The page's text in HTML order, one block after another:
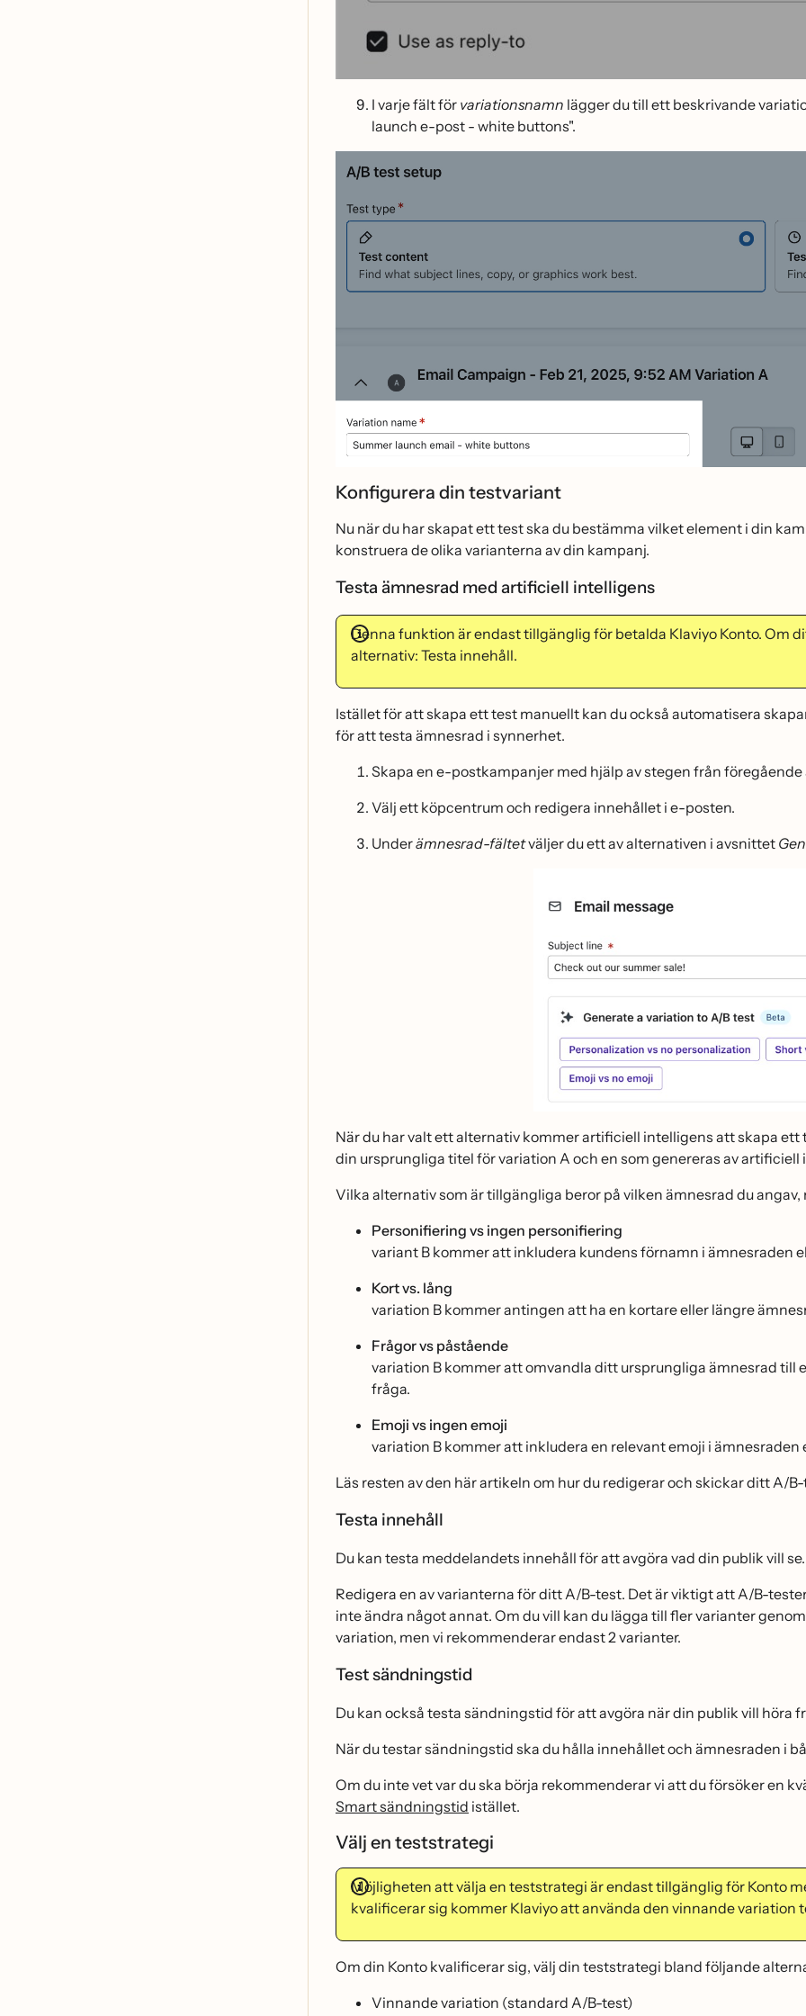
I varje fält för variationsnamn lägger du till ett beskrivande
launch e-post - white buttons".
Konfigurera din testvariant
Nu när du har skapat ett test ska du bestämma vilket element i din
konstruera de olika varianterna av din kampanj.
Testa ämnesrad med artificiell intelligens
Denna funktion är endast tillgänglig för betalda Klaviyo Konto. Om
alternativ: Testa innehåll.
Istället för att skapa ett test manuellt kan du också automatisera
för att testa ämnesrad i synnerhet.
Skapa en e-postkampanjer med hjälp av stegen från
Välj ett köpcentrum och redigera innehållet i e-posten.
Underämnesrad-fältetväljer du ett av alternativen i avsnittet
När du har valt ett alternativ kommer artificiell intelligens att skapa
din ursprungliga titel för variation A och en som genereras av
Vilka alternativ som är tillgängliga beror på vilken ämnesrad du angav,
Personifiering vs ingen personifiering
variant B kommer att inkludera kundens förnamn i ämnesraden
Kort vs. lång
variation B kommer antingen att ha en kortare eller längre
Frågor vs påstående
variation B kommer att omvandla ditt ursprungliga ämnesrad till
fråga.
Emoji vs ingen emoji
variation B kommer att inkludera en relevant emoji i
Läs resten av den här artikeln om hur du redigerar och skickar ditt A/
Testa innehåll
Du kan testa meddelandets innehåll för att avgöra vad din publik vill
Redigera en av varianterna för ditt A/B-test. Det är viktigt att A/B-
inte ändra något annat. Om du vill kan du lägga till fler varianter
variation, men vi rekommenderar endast 2 varianter.
Test sändningstid
Du kan också testa sändningstid för att avgöra när din publik vill höra
När du testar sändningstid ska du hålla innehållet och ämnesraden i
Om du inte vet var du ska börja rekommenderar vi att du försöker en
Smart sändningstid istället.
Välj en teststrategi
Möjligheten att välja en teststrategi är endast tillgänglig för Konto
kvalificerar sig kommer Klaviyo att använda den vinnande variation
Om din Konto kvalificerar sig, välj din teststrategi bland följande
Vinnande variation (standard A/B-test)